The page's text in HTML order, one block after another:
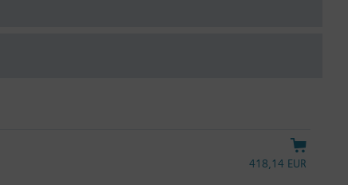
418,14 EUR